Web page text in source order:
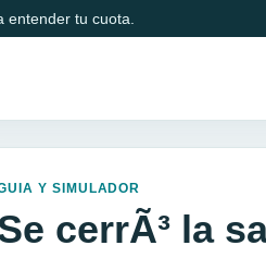
tu cuota.
Y SIMULADOR
cerrÃ³ la